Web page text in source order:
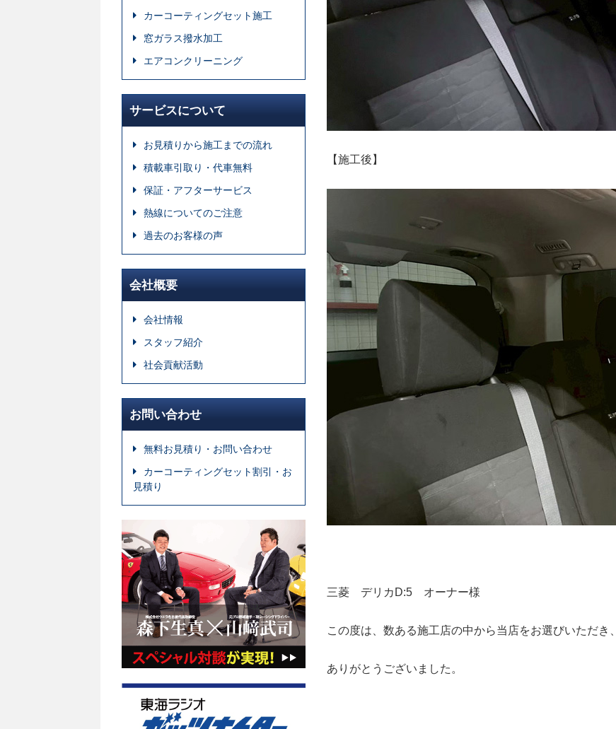
【施工後】
三菱 デリカD:5 オーナー様
この度は、数ある施工店の中から当店をお選びいただき、
ありがとうございました。
カーコーティングセット施工
窓ガラス撥水加工
エアコンクリーニング
サービスについて
お見積りから施工までの流れ
積載車引取り・代車無料
保証・アフターサービス
熱線についてのご注意
過去のお客様の声
会社概要
会社情報
スタッフ紹介
社会貢献活動
お問い合わせ
無料お見積り・お問い合わせ
カーコーティングセット割引・お
見積り